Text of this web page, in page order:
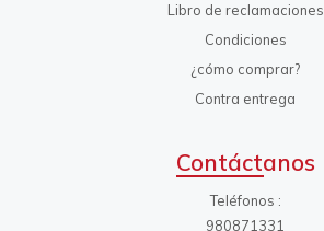
Libro de reclamaciones
Condiciones
¿cómo comprar?
Contra entrega
Contáctanos
Teléfonos
980871331